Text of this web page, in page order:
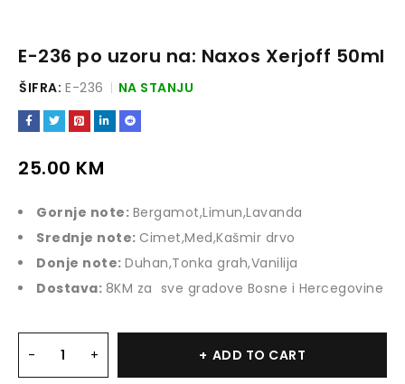
E-236 po uzoru na: Naxos Xerjoff 50ml
ŠIFRA: E-236 NA STANJU
25.00 KM
Gornje note: Bergamot,Limun,Lavanda
Srednje note: Cimet,Med,Kašmir drvo
Donje note: Duhan,Tonka grah,Vanilija
Dostava: 8KM za sve gradove Bosne i Hercegovine
ADD TO CART